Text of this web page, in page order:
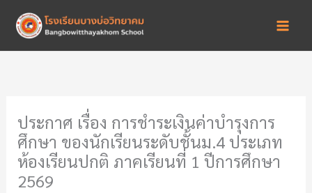
content
ประกาศ เรื่อง การชำระเงินค่าบำรุงการ
ศึกษา ของนักเรียนระดับชั้นม.4 ประเภท
ห้องเรียนปกติ ภาคเรียนที่ 1 ปีการศึกษา
2569